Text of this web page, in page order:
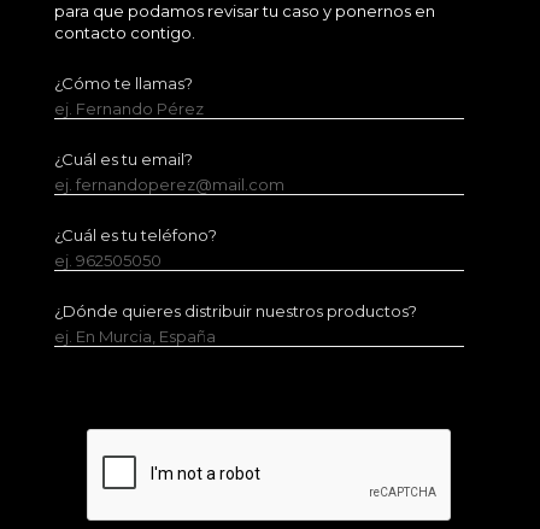
para que podamos revisar tu caso y ponernos en
contacto contigo.
¿Cómo te llamas?
ej. Fernando Pérez
¿Cuál es tu email?
ej. fernandoperez@mail.com
¿Cuál es tu teléfono?
ej. 962505050
¿Dónde quieres distribuir nuestros productos?
ej. En Murcia, España